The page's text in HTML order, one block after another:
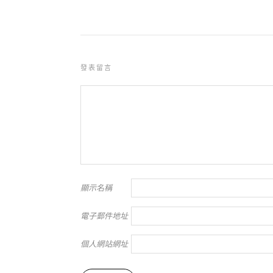
發表留言
顯示名稱
電子郵件地址
個人網站網址